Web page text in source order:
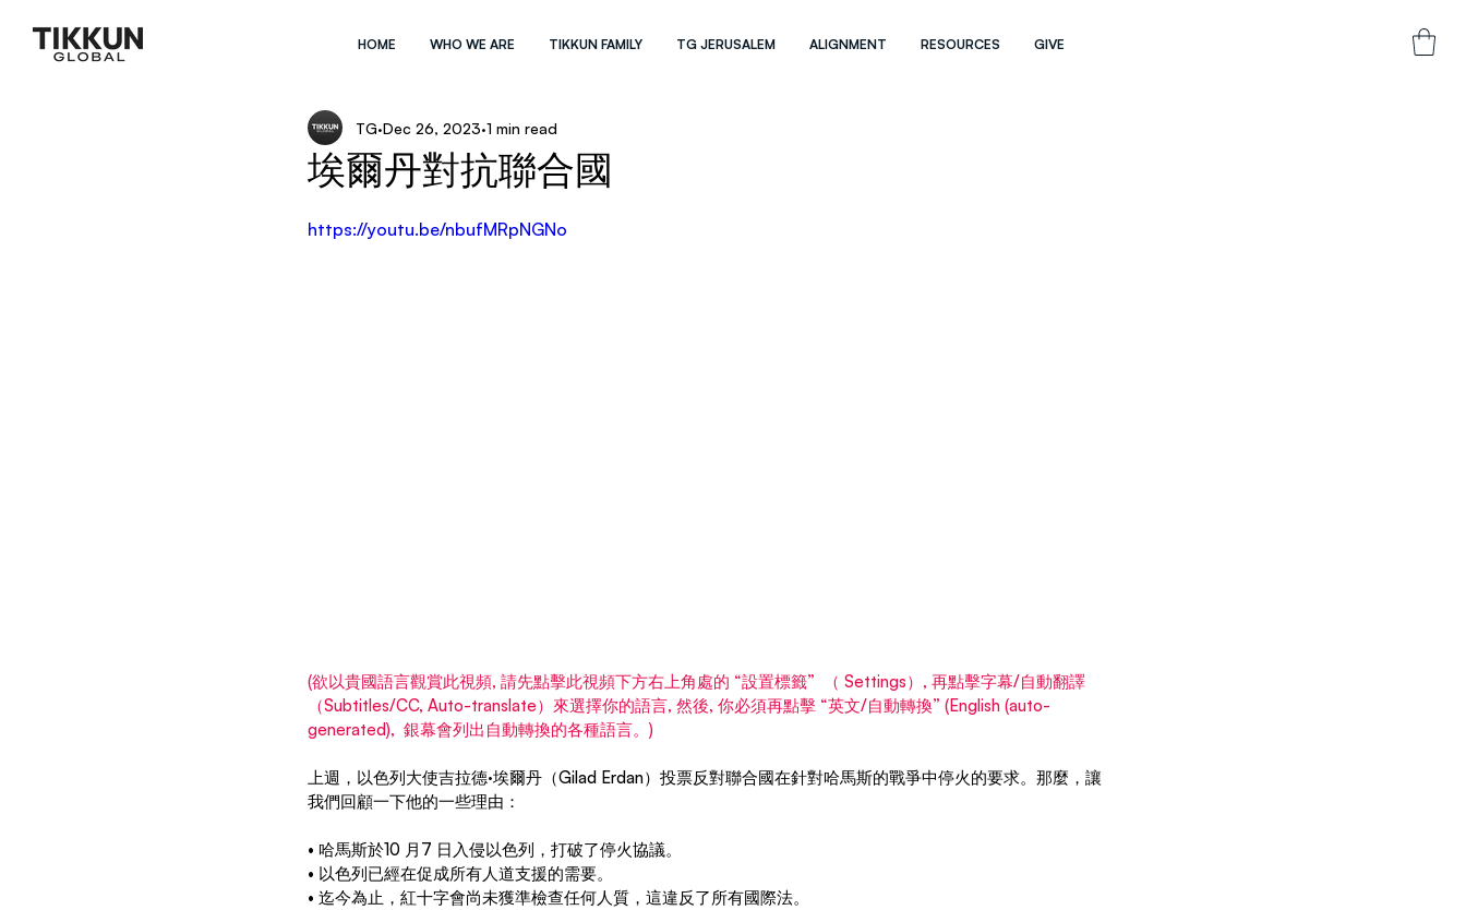
HOME WHO WE ARE TIKKUN FAMILY TG JERUSALEM ALIGNMENT RESOURCES GIVE
埃爾丹對抗聯合國
TG Dec 26, 2023 1 min read
https://youtu.be/nbufMRpNGNo
(欲以貴國語言觀賞此視頻, 請先點擊此視頻下方右上角處的 “設置標籤”  （ Settings）, 再點擊字幕/自動翻譯
（Subtitles/CC, Auto-translate）來選擇你的語言, 然後, 你必須再點擊 “英文/自動轉換” (English (auto-
generated),  銀幕會列出自動轉換的各種語言。)
上週，以色列大使吉拉德·埃爾丹（Gilad Erdan）投票反對聯合國在針對哈馬斯的戰爭中停火的要求。那麼，讓
我們回顧一下他的一些理由：
• 哈馬斯於10 月7 日入侵以色列，打破了停火協議。
• 以色列已經在促成所有人道支援的需要。
• 迄今為止，紅十字會尚未獲準檢查任何人質，這違反了所有國際法。